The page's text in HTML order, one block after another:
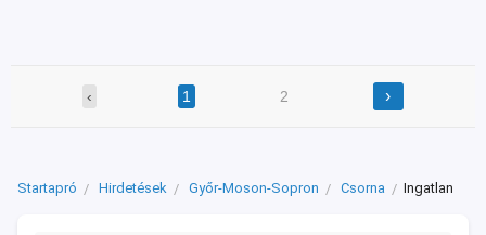
‹ 1 2 ›
Startapró Hirdetések Győr-Moson-Sopron Csorna Ingatlan